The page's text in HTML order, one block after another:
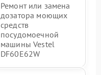
Ремонт или замена
дозатора моющих
средств
посудомоечной
машины Vestel
DF60E62W